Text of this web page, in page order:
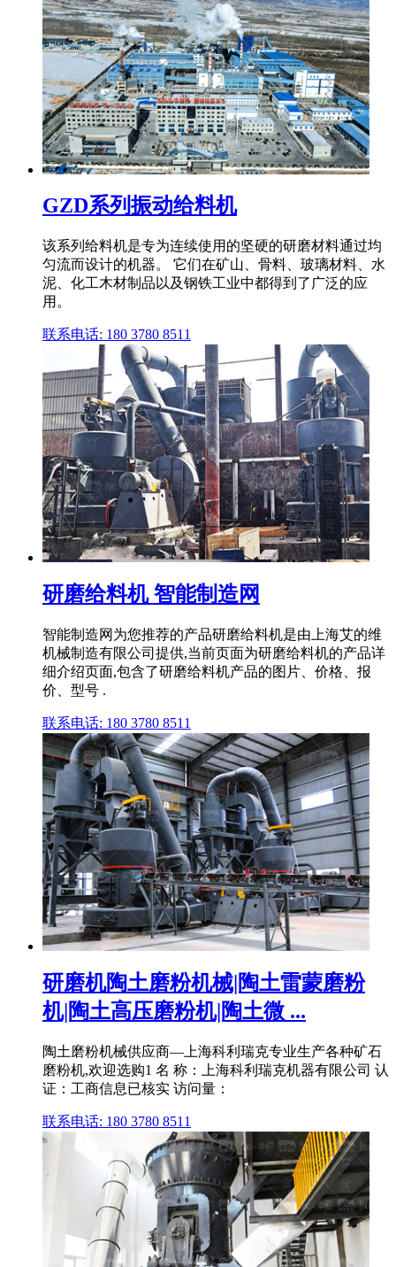
GZD系列振动给料机
该系列给料机是专为连续使用的坚硬的研磨材料通过均
匀流而设计的机器。 它们在矿山、骨料、玻璃材料、水
泥、化工木材制品以及钢铁工业中都得到了广泛的应
用。
联系电话: 180 3780 8511
研磨给料机 智能制造网
智能制造网为您推荐的产品研磨给料机是由上海艾的维
机械制造有限公司提供,当前页面为研磨给料机的产品详
细介绍页面,包含了研磨给料机产品的图片、价格、报
价、型号 .
联系电话: 180 3780 8511
研磨机陶土磨粉机械|陶土雷蒙磨粉
机|陶土高压磨粉机|陶土微 ...
陶土磨粉机械供应商—上海科利瑞克专业生产各种矿石
磨粉机,欢迎选购1 名 称：上海科利瑞克机器有限公司 认
证：工商信息已核实 访问量：
联系电话: 180 3780 8511